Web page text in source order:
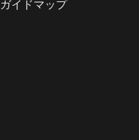
ガイドマップ